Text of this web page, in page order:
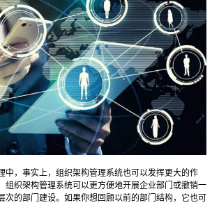
，事实上， 组织架构管理系统也可以发挥更大的作
组织架构管理系统可以更方便地开展企业部门或撤销一
次的部门建设。如果你想回顾以前的部门结构，它也可